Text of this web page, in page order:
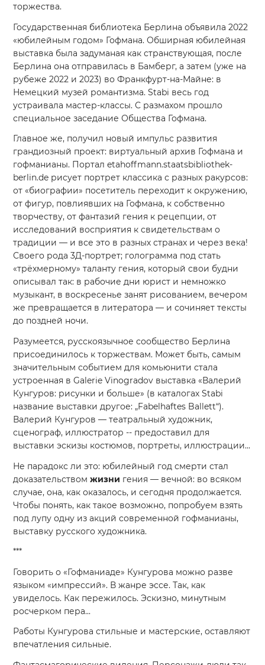
торжества.
Государственная библиотека Берлина объявила 2022
«юбилейным годом» Гофмана. Обширная юбилейная
выставка была задуманая как странствующая, после
Берлина она отправилась в Бамберг, а затем (уже на
рубеже 2022 и 2023) во Франкфурт-на-Майне: в
Немецкий музей романтизма. Stabi весь год
устраивала мастер-классы. С размахом прошло
специальное заседание Общества Гофмана.
Главное же, получил новый импульс развития
грандиозный проект: виртуальный архив Гофмана и
гофманианы. Портал etahoffmann.staatsbibliothek-
berlin.de рисует портрет классика с разных ракурсов:
от «биографии» посетитель переходит к окружению,
от фигур, повлиявших на Гофмана, к собственно
творчеству, от фантазий гения к рецепции, от
исследований восприятия к свидетельствам о
традиции — и все это в разных странах и через века!
Своего рода 3Д-портрет; голограмма под стать
«трёхмерному» таланту гения, который свои будни
описывал так: в рабочие дни юрист и немножко
музыкант, в воскресенье занят рисованием, вечером
же превращается в литератора — и сочиняет тексты
до поздней ночи.
Разумеется, русскоязычное сообщество Берлина
присоединилось к торжествам. Может быть, самым
значительным событием для комьюнити стала
устроенная в Galerie Vinogradov выставка «Валерий
Кунгуров: рисунки и больше» (в каталогах Stabi
название выставки другое: „Fabelhaftes Ballett“).
Валерий Кунгуров — театральный художник,
сценограф, иллюстратор -- предоставил для
выставки эскизы костюмов, портреты, иллюстрации...
Не парадокс ли это: юбилейный год смерти стал
доказательствомжизни гения — вечной: во всяком
случае, она, как оказалось, и сегодня продолжается.
Чтобы понять, как такое возможно, попробуем взять
под лупу одну из акций современной гофманианы,
выставку русского художника.
***
Говорить о «Гофманиаде» Кунгурова можно разве
языком «импрессий». В жанре эссе. Так, как
увиделось. Как пережилось. Эскизно, минутным
росчерком пера...
Работы Кунгурова стильные и мастерские, оставляют
впечатления сильные.